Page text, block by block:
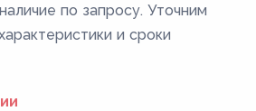
по запросу. Уточним
и сроки